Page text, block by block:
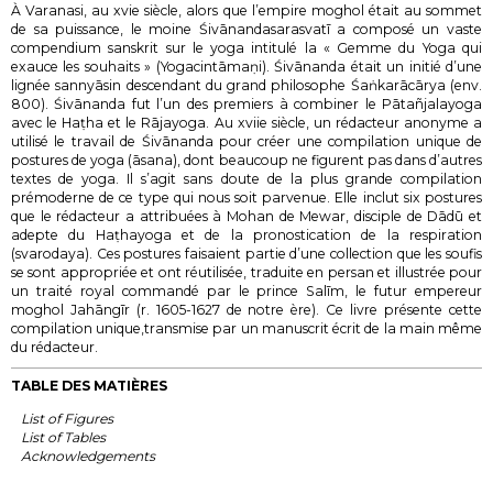
À Varanasi, au xvie siècle, alors que l’empire moghol était au sommet
de sa puissance, le moine Śivānandasarasvatī a composé un vaste
compendium sanskrit sur le yoga intitulé la « Gemme du Yoga qui
exauce les souhaits » (Yogacintāmaṇi). Śivānanda était un initié d’une
lignéesannyāsin descendant du grand philosophe Śaṅkarācārya (env.
800). Śivānanda fut l’un des premiers à combiner le Pātañjalayoga
avec le Haṭha et le Rājayoga. Au xviie siècle, un rédacteur anonyme a
utilisé le travail de Śivānanda pour créer une compilation unique de
postures de yoga (āsana), dont beaucoup ne figurent pas dans d’autres
textes de yoga. Il s’agit sans doute de la plus grande compilation
prémoderne de ce type qui nous soit parvenue. Elle inclut six postures
que le rédacteur a attribuées à Mohan de Mewar, disciple de Dādū et
adepte du Haṭhayoga et de la pronostication de la respiration
(svarodaya). Ces postures faisaient partie d’une collection que les soufis
se sont appropriée et ont réutilisée, traduite en persan et illustrée pour
un traité royal commandé par le prince Salīm, le futur empereur
moghol Jahāngīr (r. 1605-1627 de notre ère). Ce livre présente cette
compilation unique,transmise par un manuscrit écrit de la main même
du rédacteur.
TABLE DES MATIÈRES
List of Figures
List of Tables
Acknowledgements